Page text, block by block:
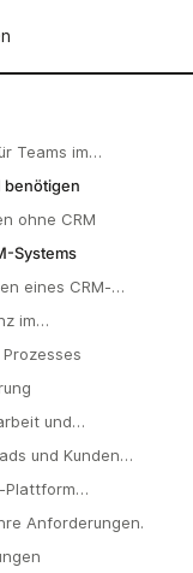
Teams im
Benutzer)
benötigen
ohne CRM
Systems
eines CRM-
im
und
und Kunden
Plattform
Anforderungen.